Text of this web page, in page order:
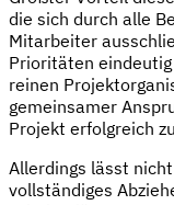
die sich durch alle
Mitarbeiter
Prioritäten
reinen
gemeinsamer
Projekt erfolgreich
Allerdings lässt
vollständiges